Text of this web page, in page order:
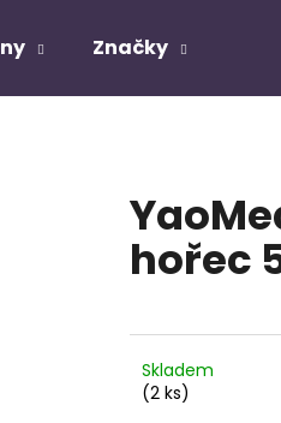
Značky
hořec
Skladem
(2 ks)